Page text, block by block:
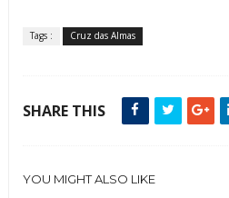
Tags : Cruz das Almas
SHARE THIS
YOU MIGHT ALSO LIKE